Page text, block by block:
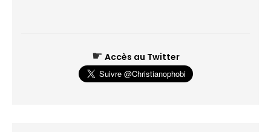
☛ Accès au Twitter